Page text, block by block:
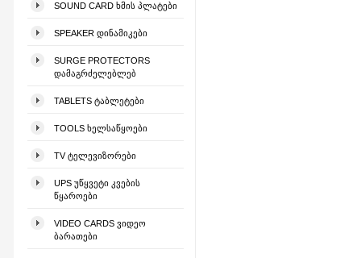
SOUND CARD ᲮᲛᲘᲡ ᲞᲚᲐᲢᲔᲑᲘ
SPEAKER ᲓᲘᲜᲐᲛᲘᲙᲔᲑᲘ
SURGE PROTECTORS
ᲓᲐᲛᲐᲒᲠᲫᲔᲚᲔᲑᲚᲔᲑ
TABLETS ᲢᲐᲑᲚᲔᲢᲔᲑᲘ
TOOLS ᲮᲔᲚᲡᲐᲬᲧᲝᲔᲑᲘ
TV ᲢᲔᲚᲔᲕᲘᲖᲝᲠᲔᲑᲘ
UPS ᲣᲬᲧᲕᲔᲢᲘ ᲙᲕᲔᲑᲘᲡ
ᲬᲧᲐᲠᲝᲔᲑᲘ
VIDEO CARDS ᲕᲘᲓᲔᲝ
ᲑᲐᲠᲐᲗᲔᲑᲘ